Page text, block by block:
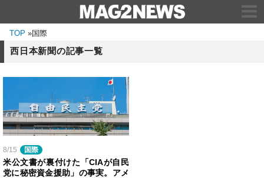
TOP »国際
西日本新聞の記事一覧
8/15 国際
米公文書が裏付けた「CIAが自民
党に秘密資金援助」の事実。アメ